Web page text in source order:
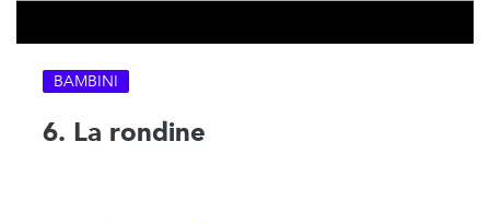
BAMBINI
6. La rondine